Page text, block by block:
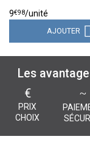
9€98/unité
AJOUTER
Les
€
PRIX
CHOIX